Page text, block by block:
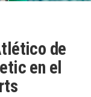
de
en el